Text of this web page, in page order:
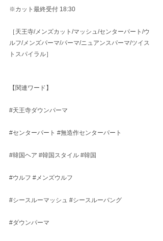
※カット最終受付 18:30
［天王寺/メンズカット/マッシュ/センターパート/ウ
ルフ/メンズパーマ/パーマ/ニュアンスパーマ/ツイス
トスパイラル］
【関連ワード】
#天王寺ダウンパーマ
#センターパート #無造作センターパート
#韓国ヘア #韓国スタイル #韓国
#ウルフ #メンズウルフ
#シースルーマッシュ #シースルーバング
#ダウンパーマ